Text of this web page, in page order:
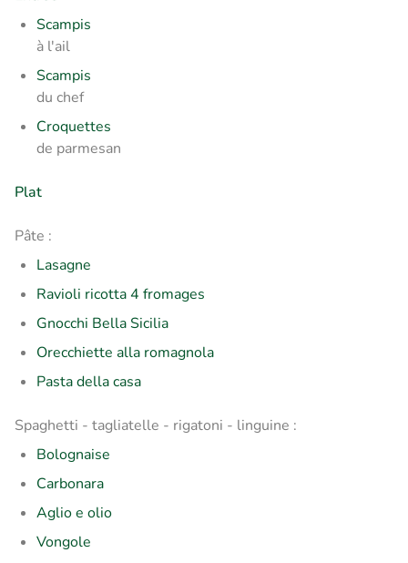
Scampis
à l'ail
Scampis
du chef
Croquettes
de parmesan
Plat
Pâte :
Lasagne
Ravioli ricotta 4 fromages
Gnocchi Bella Sicilia
Orecchiette alla romagnola
Pasta della casa
Spaghetti - tagliatelle - rigatoni - linguine :
Bolognaise
Carbonara
Aglio e olio
Vongole